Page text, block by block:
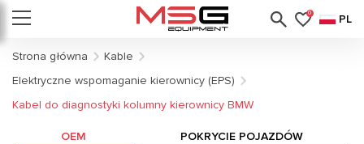
0 PL
Strona główna
Kable
Elektryczne wspomaganie kierownicy (EPS)
Kabel do diagnostyki kolumny kierownicy BMW
OEM POKRYCIE POJAZDÓW